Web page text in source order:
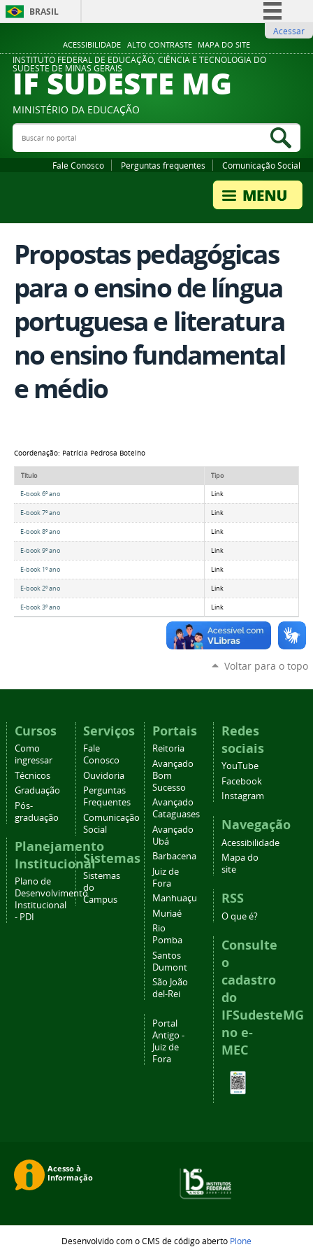
ACESSIBILIDADE ALTO CONTRASTE MAPA DO SITE
BRASIL
Comunica BR
Participe
Legislação
Acessar
INSTITUTO FEDERAL DE EDUCAÇÃO, CIÊNCIA E TECNOLOGIA DO
SUDESTE DE MINAS GERAIS
IF SUDESTE MG
MINISTÉRIO DA EDUCAÇÃO
Buscar no portal
Fale Conosco Perguntas frequentes Comunicação Social
Propostas pedagógicas
para o ensino de língua
portuguesa e literatura
no ensino fundamental
e médio
Coordenação: Patrícia Pedrosa Botelho
Título Tipo
E-book 6º ano Link
E-book 7º ano Link
E-book 8º ano Link
E-book 9º ano Link
E-book 1º ano Link
E-book 2º ano Link
E-book 3º ano Link
Voltar para o topo
Cursos
Como
ingressar
Técnicos
Graduação
Pós-
graduação
Planejamento
Institucional
Plano de
Desenvolvimento
Institucional
- PDI
Serviços
Fale
Conosco
Ouvidoria
Perguntas
Frequentes
Comunicação
Social
Sistemas
Sistemas
do
Campus
Portais
Reitoria
Avançado
Bom
Sucesso
Avançado
Cataguases
Avançado
Ubá
Barbacena
Juiz de
Fora
Manhuaçu
Muriaé
Rio
Pomba
Santos
Dumont
São João
del-Rei
Portal
Antigo -
Juiz de
Fora
Redes
sociais
YouTube
Facebook
Instagram
Navegação
Acessibilidade
Mapa do
site
RSS
O que é?
Consulte
o
cadastro
do
IFSudesteMG
no e-
MEC
Desenvolvido com o CMS de código aberto Plone